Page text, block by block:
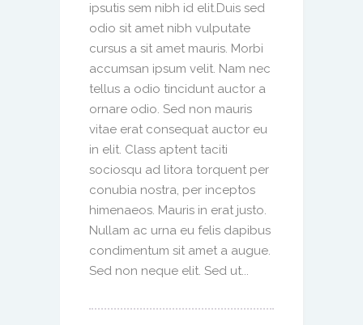
ipsutis sem nibh id elit.Duis sed
odio sit amet nibh vulputate
cursus a sit amet mauris. Morbi
accumsan ipsum velit. Nam nec
tellus a odio tincidunt auctor a
ornare odio. Sed non mauris
vitae erat consequat auctor eu
in elit. Class aptent taciti
sociosqu ad litora torquent per
conubia nostra, per inceptos
himenaeos. Mauris in erat justo.
Nullam ac urna eu felis dapibus
condimentum sit amet a augue.
Sed non neque elit. Sed ut...